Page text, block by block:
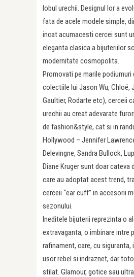
lobul urechii. Designul lor a
fata de acele modele simple,
incat acumacesti cercei sunt
eleganta clasica a bijuteriilor
modernitate cosmopolita.
Promovati pe marile podiumuri
colectiile lui Jason Wu, Chloé,
Gaultier, Rodarte etc), cerceii
urechii au creat adevarate
de fashion&style, cat si in
Hollywood – Jennifer
Delevingne, Sandra Bullock,
Diane Kruger sunt doar cateva
care au adoptat acest trend,
cerceii “ear cuff” in accesorii
sezonului.
Ineditele bijuterii reprezinta o
extravaganta, o imbinare intre
rafinament, care, cu siguranta,
usor rebel si indraznet, dar
stilat. Glamour, gotice sau